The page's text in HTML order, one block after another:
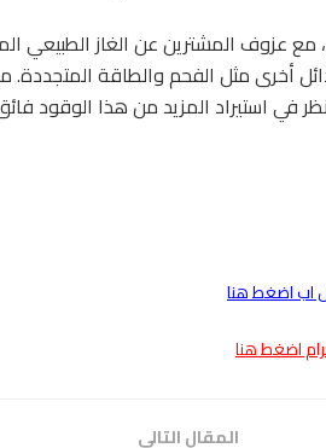
عزوف المشترين عن الغاز الطبيعي
أخرى مثل الفحم والطاقة المتجددة.
في استيراد المزيد من هذا الوقود فائق
اب اضغط هنا
اضغط هنا
المقال التالى